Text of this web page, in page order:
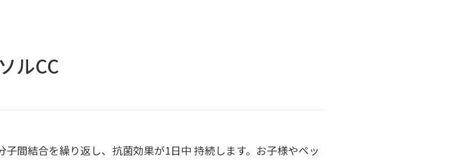
ルCC
間結合を繰り返し、抗菌効果が1日中 持続します。お子様やペッ